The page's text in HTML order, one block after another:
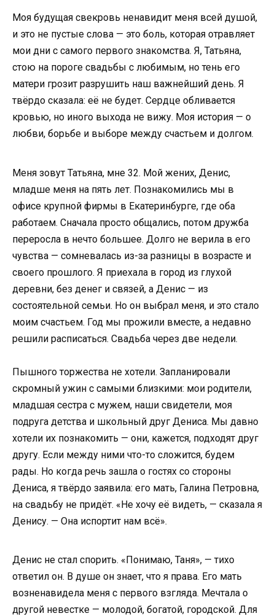
Моя будущая свекровь ненавидит меня всей душой,
и это не пустые слова — это боль, которая отравляет
мои дни с самого первого знакомства. Я, Татьяна,
стою на пороге свадьбы с любимым, но тень его
матери грозит разрушить наш важнейший день. Я
твёрдо сказала: её не будет. Сердце обливается
кровью, но иного выхода не вижу. Моя история — о
любви, борьбе и выборе между счастьем и долгом.
Меня зовут Татьяна, мне 32. Мой жених, Денис,
младше меня на пять лет. Познакомились мы в
офисе крупной фирмы в Екатеринбурге, где оба
работаем. Сначала просто общались, потом дружба
переросла в нечто большее. Долго не верила в его
чувства — сомневалась из-за разницы в возрасте и
своего прошлого. Я приехала в город из глухой
деревни, без денег и связей, а Денис — из
состоятельной семьи. Но он выбрал меня, и это стало
моим счастьем. Год мы прожили вместе, а недавно
решили расписаться. Свадьба через две недели.
Пышного торжества не хотели. Запланировали
скромный ужин с самыми близкими: мои родители,
младшая сестра с мужем, наши свидетели, моя
подруга детства и школьный друг Дениса. Мы давно
хотели их познакомить — они, кажется, подходят друг
другу. Если между ними что-то сложится, будем
рады. Но когда речь зашла о гостях со стороны
Дениса, я твёрдо заявила: его мать, Галина Петровна,
на свадьбу не придёт. «Не хочу её видеть, — сказала я
Денису. — Она испортит нам всё».
Денис не стал спорить. «Понимаю, Таня», — тихо
ответил он. В душе он знает, что я права. Его мать
возненавидела меня с первого взгляда. Мечтала о
другой невестке — молодой, богатой, городской. Для